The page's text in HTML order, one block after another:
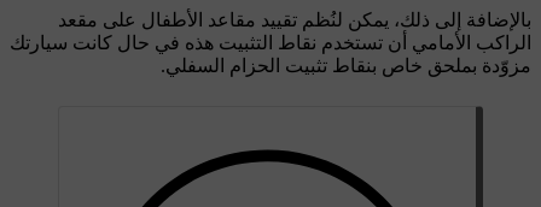
بالإضافة إلى ذلك، يمكن لنُظم تقييد مقاعد الأطفال على مقعد
الراكب الأمامي أن تستخدم نقاط التثبيت هذه في حال كانت سيارتك
مزوّدة بملحق خاص بنقاط تثبيت الحزام السفلي.